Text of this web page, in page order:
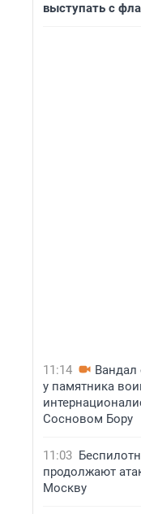
выступать с
11:14
Вандал
у памятника
Сосновом Бору
11:03
продолжают
Москву